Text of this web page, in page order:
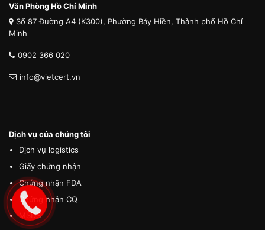
Văn Phòng Hồ Chí Minh
Số 87 Đường A4 (K300), Phường Bảy Hiền, Thành phố Hồ Chí
Minh
0902 366 020
info@vietcert.vn
Dịch vụ của chúng tôi
Dịch vụ logistics
Giấy chứng nhận
Chứng nhận FDA
Chứng nhận CQ
MSDS